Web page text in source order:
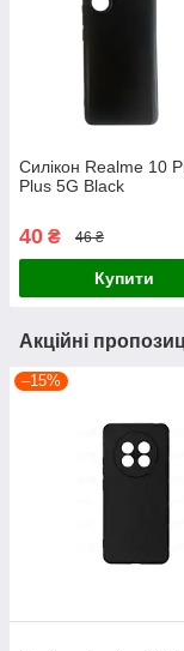
Силікон Realme 10
Plus 5G Black
40 ₴ 46 ₴
Купити
Акційні
–15%